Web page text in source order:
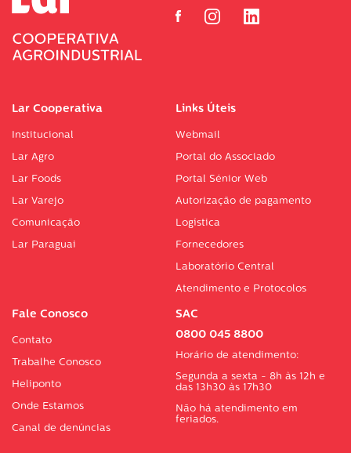
Lar Cooperativa
Institucional
Lar Agro
Lar Foods
Lar Varejo
Comunicação
Lar Paraguai
Links Úteis
Webmail
Portal do Associado
Portal Sénior Web
Autorização de pagamento
Logística
Fornecedores
Laboratório Central
Atendimento e Protocolos
Fale Conosco
Contato
Trabalhe Conosco
Heliponto
Onde Estamos
Canal de denúncias
SAC
0800 045 8800
Horário de atendimento:
Segunda a sexta - 8h às 12h e
das 13h30 às 17h30
Não há atendimento em
feriados.